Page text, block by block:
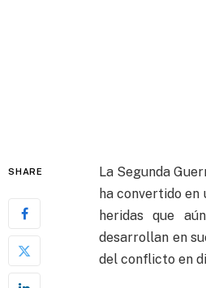
SHARE
La Segunda
ha convertido
heridas que
desarrollan en
del conflicto en